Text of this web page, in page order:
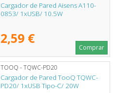
Cargador de Pared Aisens A110-
0853/ 1xUSB/ 10.5W
2,59 €
Comprar
TOOQ - TQWC-PD20
Cargador de Pared TooQ TQWC-
PD20/ 1xUSB Tipo-C/ 20W